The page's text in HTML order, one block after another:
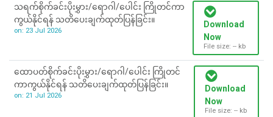
သရက်စိုက်ခင်းပိုးမွှား/ရောဂါ/ပေါင်း ကြိုတင်ကာ
ကွယ်နိုင်ရန် သတိပေးချက်ထုတ်ပြန်ခြင်း။
on: 23 Jul 2026
Download
Now
File size: -- kb
ထောပတ်စိုက်ခင်းပိုးမွှား/ရောဂါ/ပေါင်း ကြိုတင်
ကာကွယ်နိုင်ရန် သတိပေးချက်ထုတ်ပြန်ခြင်း။
on: 21 Jul 2026
Download
Now
File size: -- kb